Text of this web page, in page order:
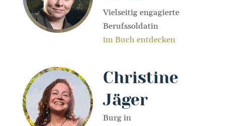
Vielseitig engagierte
Berufssoldatin
im Buch entdecken
Christine
Jäger
Burg in